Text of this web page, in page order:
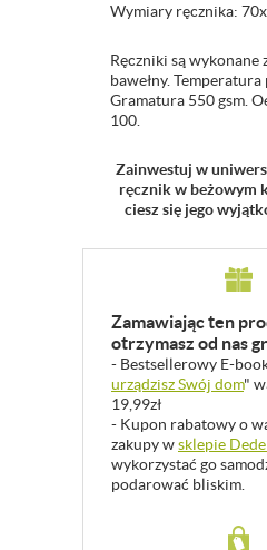
Wymiary ręcznika:
Ręczniki są wykonane
bawełny.Temperatura
Gramatura 550 gsm.
100.
Zainwestuj w
ręcznik w beżowym
ciesz się jego
Zamawiając ten
otrzymasz od nas
- Bestsellerowy E-
urządzisz Swój dom"
19,99zł
- Kupon rabatowy o
zakupy wsklepie
wykorzystać go
podarować bliskim.